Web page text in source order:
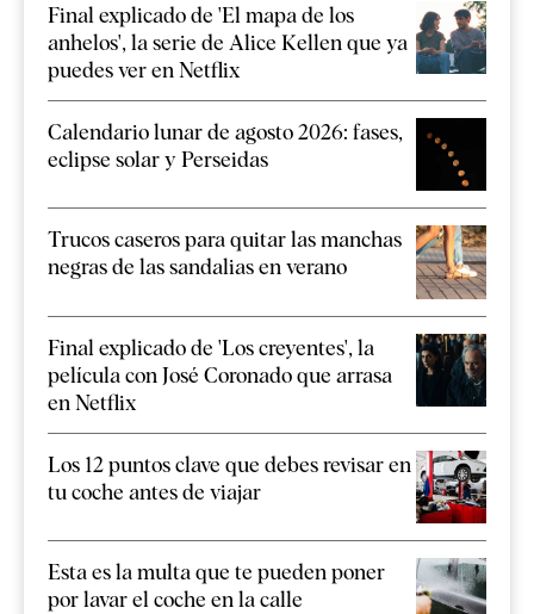
Final explicado de 'El mapa de los
anhelos', la serie de Alice Kellen que ya
puedes ver en Netflix
Calendario lunar de agosto 2026: fases,
eclipse solar y Perseidas
Trucos caseros para quitar las manchas
negras de las sandalias en verano
Final explicado de 'Los creyentes', la
película con José Coronado que arrasa
en Netflix
Los 12 puntos clave que debes revisar en
tu coche antes de viajar
Esta es la multa que te pueden poner
por lavar el coche en la calle